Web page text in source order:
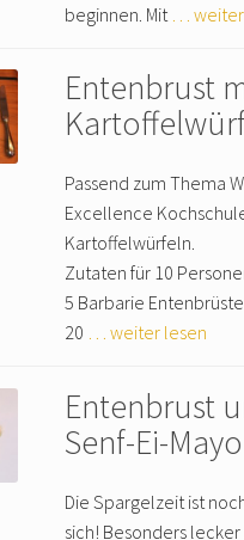
beginnen. Mit
…
Entenbrust
Passend zum Thema
Excellence
Kartoffelwürfeln.
Zutaten für 10
5 Barbarie Entenbrüste
20 … weiter lesen
Entenbrust
Senf-Ei-
Die Spargelzeit ist
sich! Besonders